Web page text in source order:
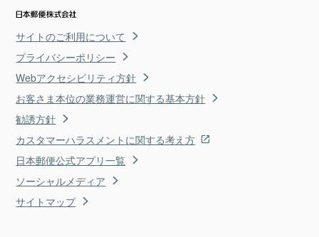
サイトのご利用について
プライバシーポリシー
Webアクセシビリティ方針
お客さま本位の業務運営に関する基本方針
勧誘方針
カスタマーハラスメントに関する考え方
日本郵便公式アプリ一覧
ソーシャルメディア
サイトマップ